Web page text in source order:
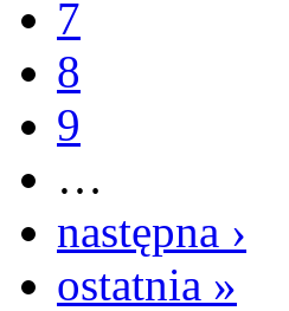
7
8
9
…
następna ›
ostatnia »